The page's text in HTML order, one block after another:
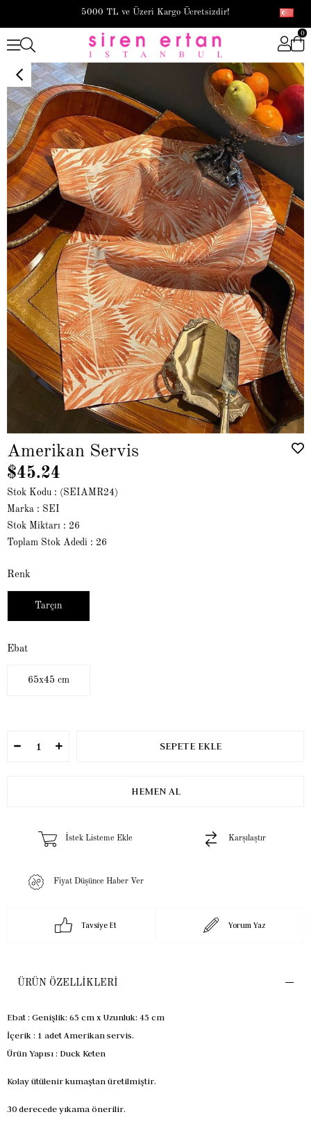
5000 TL ve Üzeri Kargo Ücretsizdir!
0
Amerikan Servis
$45.24
Stok Kodu
(SEIAMR24)
Marka : SEI
Stok Miktarı : 26
Toplam Stok Adedi : 26
Renk
Tarçın
Ebat
65x45 cm
İstek Listeme Ekle Karşılaştır
Fiyat Düşünce Haber Ver
Tavsiye Et Yorum Yaz
ÜRÜN ÖZELLIKLERI
Ebat : Genişlik: 65 cm x Uzunluk: 45 cm
İçerik : 1 adet Amerikan servis.
Ürün Yapısı : Duck Keten
Kolay ütülenir kumaştan üretilmiştir.
30 derecede yıkama önerilir.